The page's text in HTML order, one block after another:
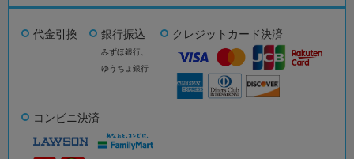
代金引換 銀行振込
みずほ銀行、
ゆうちょ銀行
クレジットカード決済
コンビニ決済